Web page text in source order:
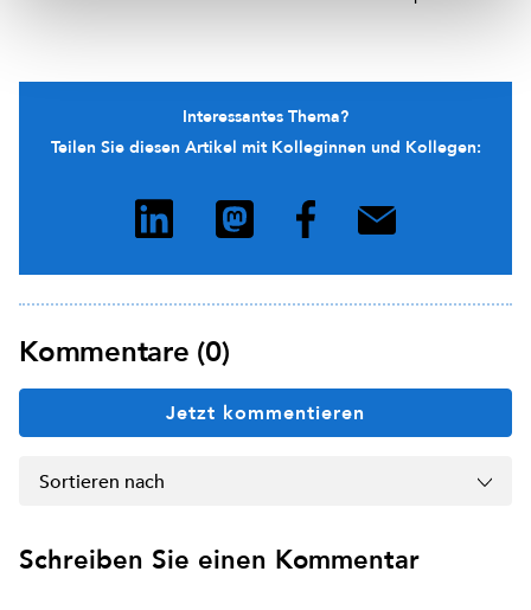
Interessantes Thema?
Teilen Sie diesen Artikel mit Kolleginnen und Kollegen:
Kommentare (0)
Jetzt kommentieren
Sortieren nach
Schreiben Sie einen Kommentar